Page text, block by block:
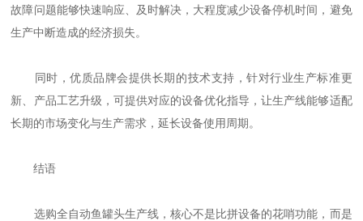
故障问题能够快速响应、及时解决，大程度减少设备停机时间，避免
生产中断造成的经济损失。
同时，优质品牌会提供长期的技术支持，针对行业生产标准更
新、产品工艺升级，可提供对应的设备优化指导，让生产线能够适配
长期的市场变化与生产需求，延长设备使用周期。
结语
选购全自动鱼罐头生产线，核心不是比拼设备的花哨功能，而是